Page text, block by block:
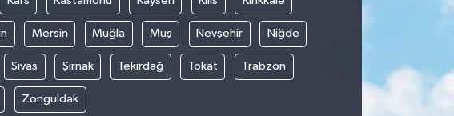
Mersin Muğla Muş Nevşehir Niğde
Sivas Şırnak Tekirdağ Tokat Trabzon
Zonguldak